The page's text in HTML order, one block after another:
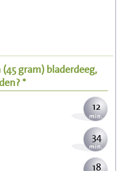
(45 gram)bladerdeeg,
* 30
12
34
18